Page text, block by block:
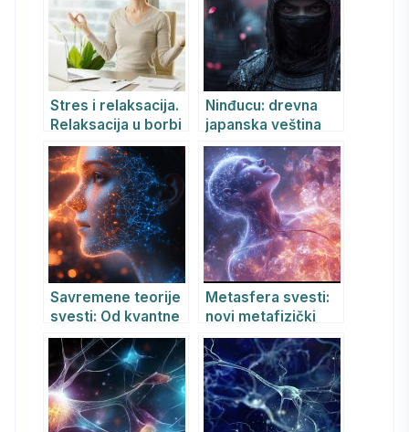
Stres i relaksacija.
Relaksacija u borbi
protiv stresa
Ninđucu: drevna
japanska veština
ratovanja i
duhovnog razvoja
Savremene teorije
svesti: Od kvantne
fizike do veštačke
inteligencije
Metasfera svesti:
novi metafizički
model stvarnosti